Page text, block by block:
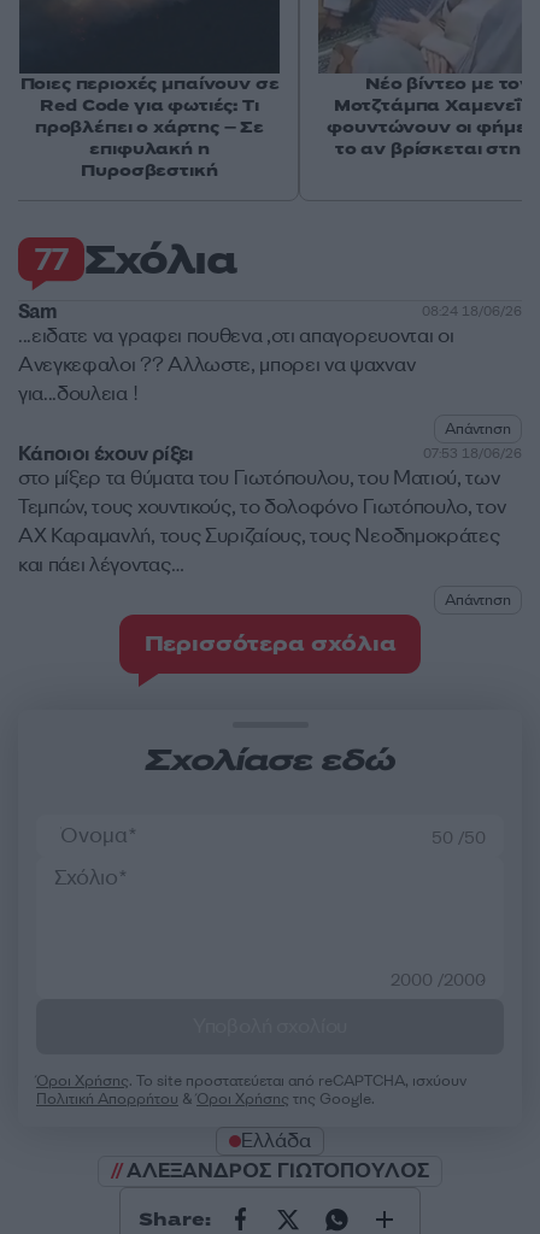
77 Σχόλια
Sam 08:24 18/06/26
...ειδατε να γραφει πουθενα ,οτι απαγορευονται οι
Ανεγκεφαλοι ?? Αλλωστε, μπορει να ψαχναν
για...δουλεια !
Απάντηση
Κάποιοι έχουν ρίξει 07:53 18/06/26
στο μίξερ τα θύματα του Γιωτόπουλου, του Ματιού, των
Τεμπών, τους χουντικούς, το δολοφόνο Γιωτόπουλο, τον
ΑΧ Καραμανλή, τους Συριζαίους, τους Νεοδημοκράτες
και πάει λέγοντας…
Απάντηση
Περισσότερα σχόλια
Σχολίασε εδώ
50 /50
2000 /2000
Όροι Χρήσης. Το site προστατεύεται από reCAPTCHA, ισχύουν
Πολιτική Απορρήτου &Όροι Χρήσης της Google.
Ελλάδα
ΑΛΕΞΑΝΔΡΟΣ ΓΙΩΤΟΠΟΥΛΟΣ
Share:
Ποιες περιοχές μπαίνουν σε
Red Code για φωτιές: Τι
προβλέπει ο χάρτης – Σε
επιφυλακή η
Πυροσβεστική
Νέο βίντεο με τον
Μοτζτάμπα Χαμενεΐ
φουντώνουν οι φήμες
το αν βρίσκεται στη